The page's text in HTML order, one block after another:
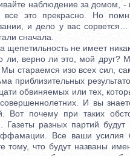
наблюдение за домом, -
все это прекрасно. Но
и дело у вас
сначала.
щепетильность не имеет
верно ли это, мой друг?
Мы стараемся изо всех сил,
приблизительных
обвиняемых или тех,
И вы
Вот почему при таких
Газеты разных партий
Все ваши усилия
тому, что будут названы